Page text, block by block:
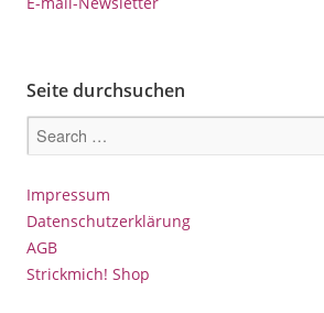
Seite durchsuchen
Impressum
Datenschutzerklärung
AGB
Strickmich! Shop